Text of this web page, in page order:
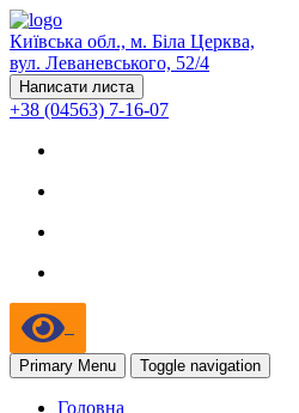
Київська обл., м. Біла Церква,
вул. Леваневського, 52/4
Написати листа
+38 (04563) 7-16-07
Primary Menu Toggle navigation
Головна